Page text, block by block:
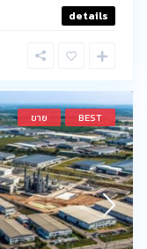
details
ขาย BEST